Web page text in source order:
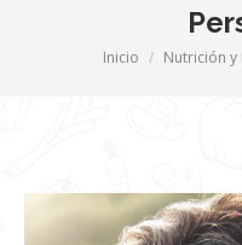
Estás aquí:
Inicio Nutrición y